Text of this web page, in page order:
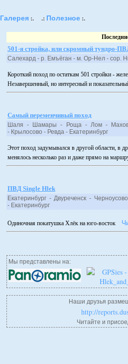
Галерея :. .: Полезное :.
501-я стройка, или скромный тундро-
Салехард - р. Емъёган - м. Ор-Нел -
Короткий поход по остаткам 501 стройки -
Незавершенный, но интересный и
Самый переменчивый поход
Шаля - Шамары - Роща - Лом -
- Крылосово - Ревда - Екатеринбург
Этот поход задумывался в другой области, в
менялось несколько раз и даже прямо на
ПВД Single Hlek
Екатеринбург - Двуреченск -
- Екатеринбург
Одиночная покатушка Хлёк на юго-восток
Мы представлены на:
Наши друзья
http://
Читайте и